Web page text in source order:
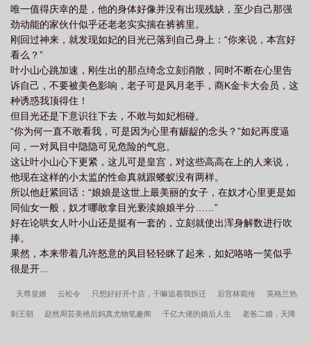
唯一值得庆幸的是，他的身体好像并没有出现残缺，至少自己那强
劲动能的家伙什似乎还老老实实揣在裤裤里。
刚回过神来，就发现如妃的目光已落到自己身上：“你来说，本宫好
看么？”
叶小山心跳加速，刚生出的那点绮念立刻消散，同时不断在心里告
诉自己，不要被美色影响，老子可是风月老手，商K金卡大会员，这
种诱惑我顶得住！
但目光还是下意识往下去，不敢与如妃相碰。
“你为何一直不敢看我，可是因为心里有龌龊的念头？”如妃再度逼
问，一对凤目中隐隐可见危险的气息。
这让叶小山心下更紧，这儿可是皇宫，对这些高高在上的人来说，
他现在这样的小太监的性命真就跟蝼蚁没有两样。
所以他赶紧回话：“娘娘是这世上最美丽的女子，在奴才心里更是如
同仙女一般，奴才哪敢拿目光亵渎娘娘半分……”
好在论哄女人叶小山还是挺有一套的，立刻就使出浑身解数进行吹
捧。
果然，本来带着几许怒意的凤目轻轻眯了起来，如妃咯咯一笑似乎
很是开...
天尊皇婿 云松令 只想好好开个店，干嘛追着我拆迁 后宫林菀传 英格兰热
刺王朝 赵然周芸美艳后妈真尤物笔趣阁 千亿大佬的婚后人生 老爸二婚，天降